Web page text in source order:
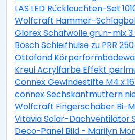
LAS LED Rückleuchten-Set
Wolfcraft Hammer-
Glorex Schafwolle grün-mix 3
Bosch Schleifhülse zu PRR 250
Ottofond
Kreul Acrylfarbe Effekt
Connex Gewindestifte M4 x
connex Sechskantmuttern
Wolfcraft Fingerschaber Bi-
Vitavia Solar-Dachventilator
Deco-Panel Bild - Marilyn